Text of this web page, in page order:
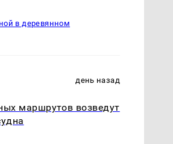
в деревянном
день назад
маршрутов возведут